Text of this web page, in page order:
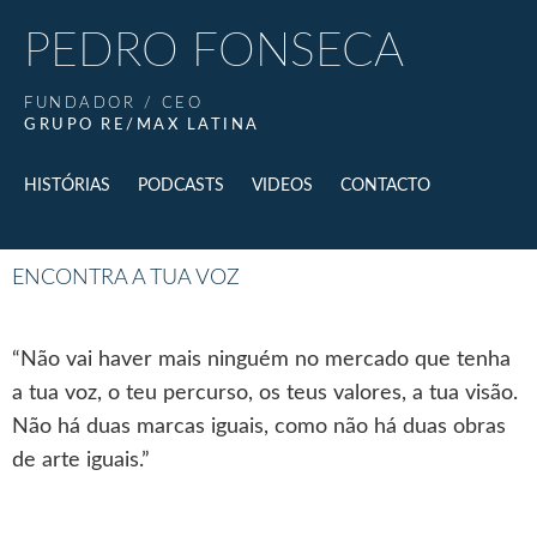
PEDRO FONSECA
FUNDADOR / CEO
GRUPO RE/MAX LATINA
HISTÓRIAS PODCASTS VIDEOS CONTACTO
ENCONTRA A TUA VOZ
“Não vai haver mais ninguém no mercado que tenha
a tua voz, o teu percurso, os teus valores, a tua visão.
Não há duas marcas iguais, como não há duas obras
de arte iguais.”